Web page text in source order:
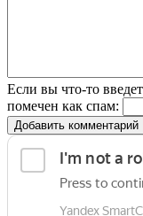
Если вы что-то
помечен как спам:
Добавить комментарий